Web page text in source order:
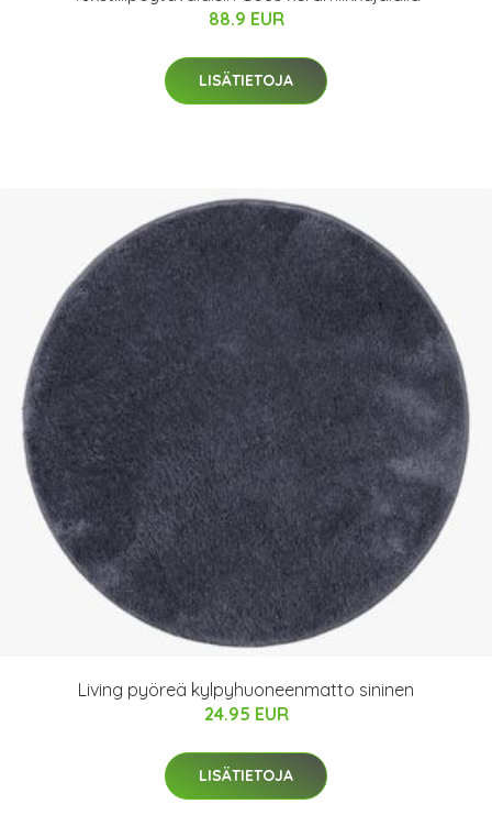
88.9 EUR
LISÄTIETOJA
Living pyöreä kylpyhuoneenmatto sininen
24.95 EUR
LISÄTIETOJA